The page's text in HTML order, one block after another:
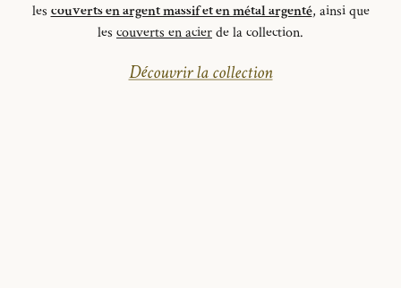
les couverts en argent massif et en métal argenté, ainsi que
les couverts en acierde la collection.
Découvrir la collection